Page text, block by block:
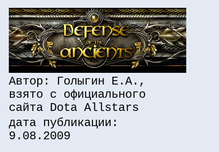
Автор: Голыгин Е.А.,
взято с официального
сайта Dota Allstars
дата публикации:
9.08.2009